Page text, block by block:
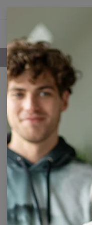
Les vêtements
vous avez
capuche Galaxy,
animaux et
floraux,
et de culture
tout de suite et
préféré.
CATÉGORIES